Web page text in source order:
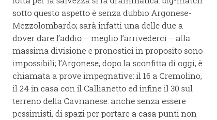
sotto questo aspetto è senza dubbio Argonese-
Mezzolombardo; sarà infatti una delle due a
dover dare l’addio – meglio l’arrivederci – alla
massima divisione e pronostici in proposito sono
impossibili; l’Argonese, dopo la sconfitta di oggi, è
chiamata a prove impegnative: il 16 a Cremolino,
il 24 in casa con il Callianetto ed infine il 30 sul
terreno della Cavrianese: anche senza essere
pessimisti, di spazi per portare a casa punti non